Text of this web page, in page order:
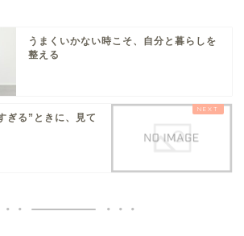
うまくいかない時こそ、自分と暮らしを
整える
ぎる”ときに、見て